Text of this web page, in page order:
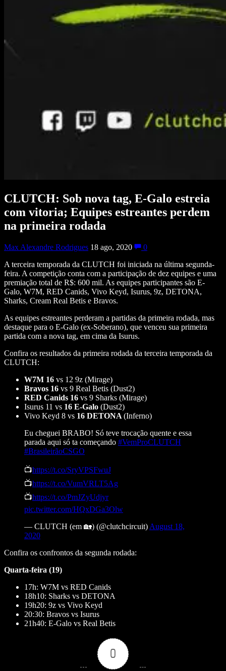
CLUTCH: Sob nova tag, E-Galo estreia
com vitoria; Equipes estreantes perdem
na primeira rodada
Max Alexandre Rodrigues 18 ago, 2020
0
A terceira temporada da CLUTCH foi iniciada na última segunda-
feira. A competição conta com a participação de dez equipes e uma
premiação total de R$: 600 mil. As equipes participantes são E-
Galo, W7M, RED Canids, Vivo Keyd, Isurus, 9z, DETONA,
Sharks, Cream Real Betis e Bravos.
As equipes estreantes perderam a partidas da primeira rodada, mas
destaque para o E-Galo (ex-Soberano), que venceu sua primeira
partida com a nova tag, em cima da Isurus.
Confira os resultados da primeira rodada da terceira temporada da
CLUTCH:
W7M 16 vs 12 9z (Mirage)
Bravos 16 vs 9 Real Betis (Dust2)
RED Canids 16 vs 9 Sharks (Mirage)
Isurus 11 vs 16 E-Galo (Dust2)
Vivo Keyd 8 vs 16 DETONA (Inferno)
Eu cheguei BRABO! Só teve trocação quente e essa
parada aqui só ta começando #VemProCLUTCH
#BrasileirãoCSGO
📺https://t.co/SryVPSFwuJ
📺https://t.co/VumVRLT5Ag
📺https://t.co/PmJZyUdjyr
pic.twitter.com/HQxDGa3Olw
— CLUTCH (em 🏡) (@clutchcircuit) August 18,
2020
Confira os confrontos da segunda rodada:
Quarta-feira (19)
17h: W7M vs RED Canids
18h10: Sharks vs DETONA
19h20: 9z vs Vivo Keyd
20:30: Bravos vs Isurus
21h40: E-Galo vs Real Betis
0